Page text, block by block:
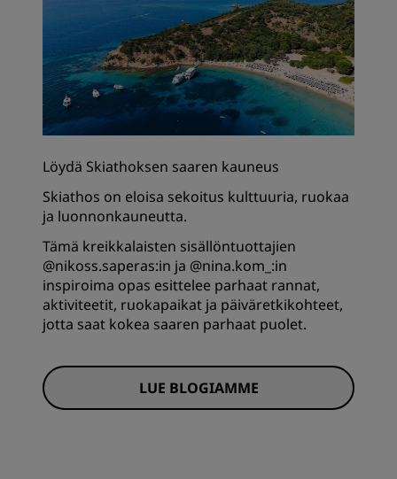
Löydä Skiathoksen saaren kauneus
Skiathos on eloisa sekoitus kulttuuria, ruokaa
ja luonnonkauneutta.
Tämä kreikkalaisten sisällöntuottajien
@nikoss.saperas:in ja @nina.kom_:in
inspiroima opas esittelee parhaat rannat,
aktiviteetit, ruokapaikat ja päiväretkikohteet,
jotta saat kokea saaren parhaat puolet.
LUE BLOGIAMME